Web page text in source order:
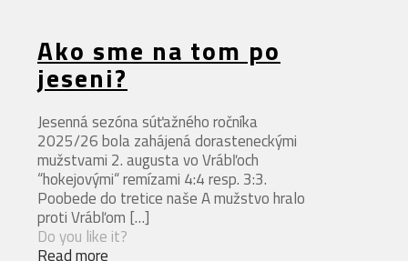
Ako sme na tom po
jeseni?
Jesenná sezóna súťažného ročníka
2025/26 bola zahájená dorasteneckými
mužstvami 2. augusta vo Vrábľoch
“hokejovými“ remízami 4:4 resp. 3:3.
Poobede do tretice naše A mužstvo hralo
proti Vrábľom […]
Do you like it?
Read more